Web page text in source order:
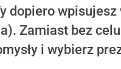
dopiero
Zamiast bez
i wybierz